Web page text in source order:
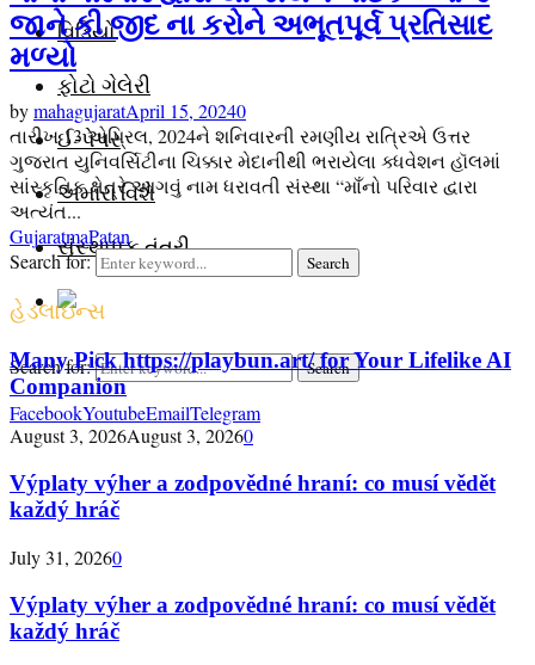
વિડિયો
ફોટો ગેલેરી
ઈ-પેપર
અમારા વિશે
સંસ્થાપક તંત્રી
Search for: Search
FacebookYoutubeEmailTelegram
જાને કી જીદ ના કરોને અભૂતપૂર્વ પ્રતિસાદ
મળ્યો
bymahagujaratApril 15, 20240
તારીખ 13 એપ્રિલ, 2024ને શનિવારની રમણીય રાત્રિએ ઉત્તર
ગુજરાત યુનિવર્સિટીના ચિક્કાર મેદાનીથી ભરાયેલા ક્ધવેશન હૉલમાં
સાંસ્કૃતિક ક્ષેત્રે આગવું નામ ધરાવતી સંસ્થા “માઁનો પરિવાર દ્વારા
અત્યંત...
GujaratmaPatan
Search for:
Search
હેડલાઇન્સ
Many Pick https://playbun.art/ for Your Lifelike AI
Companion
August 3, 2026August 3, 20260
Výplaty výher a zodpovědné hraní: co musí vědět
každý hráč
July 31, 20260
Výplaty výher a zodpovědné hraní: co musí vědět
každý hráč